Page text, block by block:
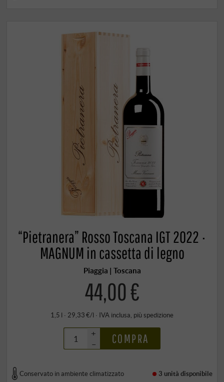
“Pietranera” Rosso Toscana IGT 2022 ·
MAGNUM in cassetta di legno
Piaggia | Toscana
44,00 €
1,5 l · 29,33 €/l · IVA inclusa, più spedizione
+
–
COMPRA
Conservato in ambiente climatizzato 3 unità disponibile